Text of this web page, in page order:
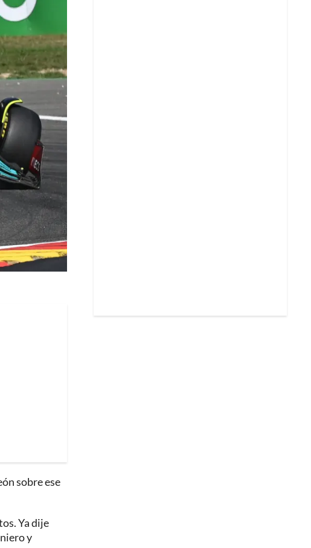
sobre ese
Ya dije
y